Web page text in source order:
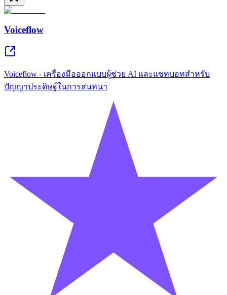
Voiceflow
Voiceflow - เครื่องมือออกแบบผู้ช่วย AI และแชทบอทสำหรับ
ปัญญาประดิษฐ์ในการสนทนา